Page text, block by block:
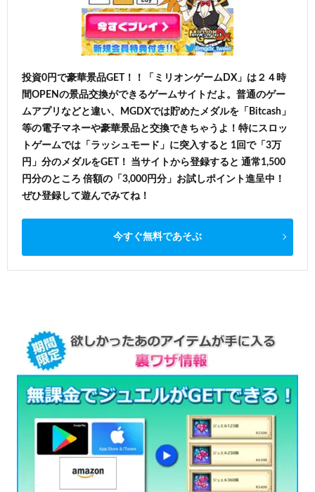
投資0円で豪華景品GET！！「ミリオンゲームDX」は２４時
間OPENの景品交換ができるゲームサイトだよ。普通のゲー
ムアプリなどと違い、MGDXでは貯めたメダルを「Bitcash」
等の電子マネーや豪華景品と交換できちゃうよ！特にスロッ
トゲームでは「ラッシュモード」に突入すると 1回で「3万
円」分のメダルをGET！ 当サイトから登録すると 通常1,500
円分のところ 倍額の「3,000円分」お試しポイント進呈中！
ぜひ登録して遊んでみてね！
今すぐ無料であそぶ